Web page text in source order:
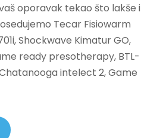
oporavak tekao što lakše i
Tecar Fisiowarm
Shockwave Kimatur GO,
ready presotherapy, BTL-
intelect 2, Game